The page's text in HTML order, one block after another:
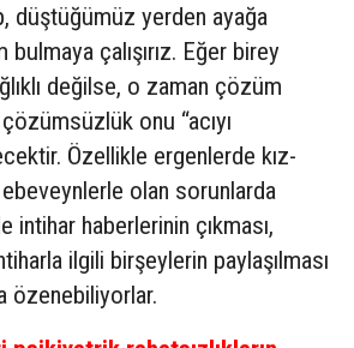
düştüğümüz yerden ayağa
çalışırız. Eğer birey
değilse, o zaman çözüm
onu “acıyı
Özellikle ergenlerde kız-
olan sorunlarda
intihar haberlerinin çıkması,
ilgili birşeylerin paylaşılması
özenebiliyorlar.